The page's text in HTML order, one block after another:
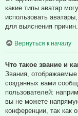
какие типы аватар
использовать
для выяснения причин.
Вернуться к началу
Что такое звание и
Звания,
созданных вами
пользователей:
вы не можете
конференции, так как